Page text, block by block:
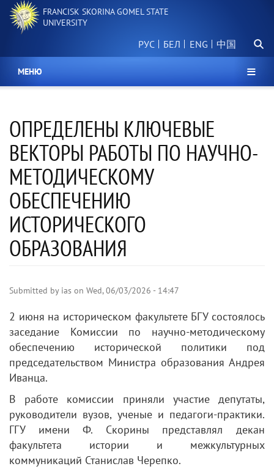
Skip
main
FRANCISK SKORINA GOMEL STATE
UNIVERSITY
РУС БЕЛ 中国
МЕНЮ
ОПРЕДЕЛЕНЫ КЛЮЧЕВЫЕ
ВЕКТОРЫ РАБОТЫ ПО НАУЧНО-
МЕТОДИЧЕСКОМУ
ОБЕСПЕЧЕНИЮ
ИСТОРИЧЕСКОГО
ОБРАЗОВАНИЯ
Submitted by ias on Wed, 06/03/2026 - 14:47
2 июня на историческом факультете БГУ состоялось
заседание Комиссии по научно-методическому
обеспечению исторической политики под
председательством Министра образования Андрея
Иванца.
В работе комиссии приняли участие депутаты,
руководители вузов, ученые и педагоги-практики.
ГГУ имени Ф. Скорины представлял декан
факультета истории и межкультурных
коммуникаций Станислав Черепко.